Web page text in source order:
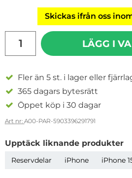
Skickas ifrån oss
LÄGG I
Fler än 5 st. i lager eller
365 dagars bytesrätt
Öppet köp i 30 dagar
Art nr: A00-PAR-5903396291791
Upptäck liknande produkter
Reservdelar iPhone iPhone